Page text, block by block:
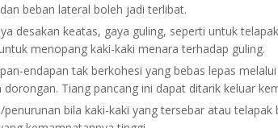
beban lateral boleh jadi terlibat.
desakan keatas, gaya guling, seperti untuk
menopang kaki-kaki menara terhadap guling.
endapan tak berkohesi yang bebas lepas
Tiang pancang ini dapat ditarik keluar
bila kaki-kaki yang tersebar atau